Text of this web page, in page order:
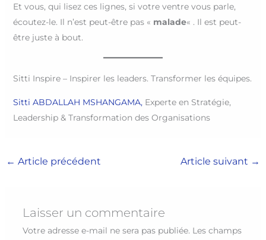
Et vous, qui lisez ces lignes, si votre ventre vous parle,
écoutez-le. Il n’est peut-être pas « malade« . Il est peut-
être juste à bout.
Sitti Inspire – Inspirer les leaders. Transformer les équipes.
Sitti ABDALLAH MSHANGAMA,Experte en Stratégie,
Leadership & Transformation des Organisations
← Article précédent Article suivant →
Laisser un commentaire
Votre adresse e-mail ne sera pas publiée. Les champs